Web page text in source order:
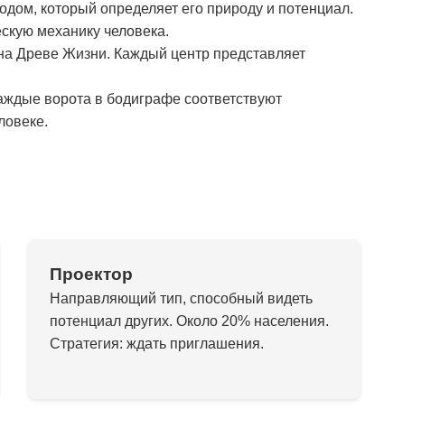
который определяет его природу и потенциал.
механику человека.
Древе Жизни. Каждый центр представляет
ворота в бодиграфе соответствуют
Проектор
Направляющий тип, способный видеть
потенциал других. Около 20% населения.
Стратегия: ждать приглашения.